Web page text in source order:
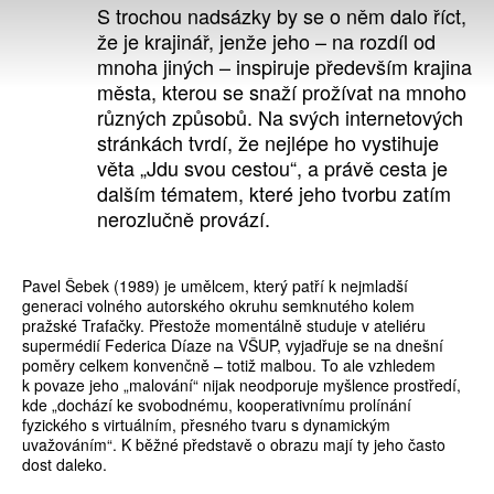
S trochou nadsázky by se o něm dalo říct,
že je krajinář, jenže jeho – na rozdíl od
mnoha jiných – inspiruje především krajina
města, kterou se snaží prožívat na mnoho
různých způsobů. Na svých internetových
stránkách tvrdí, že nejlépe ho vystihuje
věta „Jdu svou cestou“, a právě cesta je
dalším tématem, které jeho tvorbu zatím
nerozlučně provází.
Pavel Šebek (1989) je umělcem, který patří k nejmladší
generaci volného autorského okruhu semknutého kolem
pražské Trafačky. Přestože momentálně studuje v ateliéru
supermédií Federica Díaze na VŠUP, vyjadřuje se na dnešní
poměry celkem konvenčně – totiž malbou. To ale vzhledem
k povaze jeho „malování“ nijak neodporuje myšlence prostředí,
kde „dochází ke svobodnému, kooperativnímu prolínání
fyzického s virtuálním, přesného tvaru s dynamickým
uvažováním“. K běžné představě o obrazu mají ty jeho často
dost daleko.